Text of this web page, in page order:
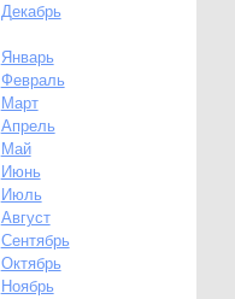
Декабрь
Январь
Февраль
Март
Апрель
Май
Июнь
Июль
Август
Сентябрь
Октябрь
Ноябрь